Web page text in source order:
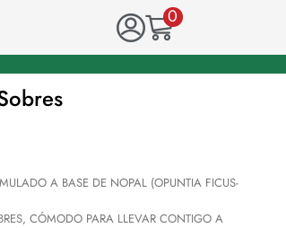
0
A BASE DE NOPAL (OPUNTIA FICUS-
CÓMODO PARA LLEVAR CONTIGO A